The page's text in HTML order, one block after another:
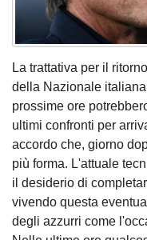
La trattativa per il
della Nazionale
prossime ore
ultimi confronti per
accordo che, giorno
più forma. L'attuale
il desiderio di
vivendo questa
degli azzurri come